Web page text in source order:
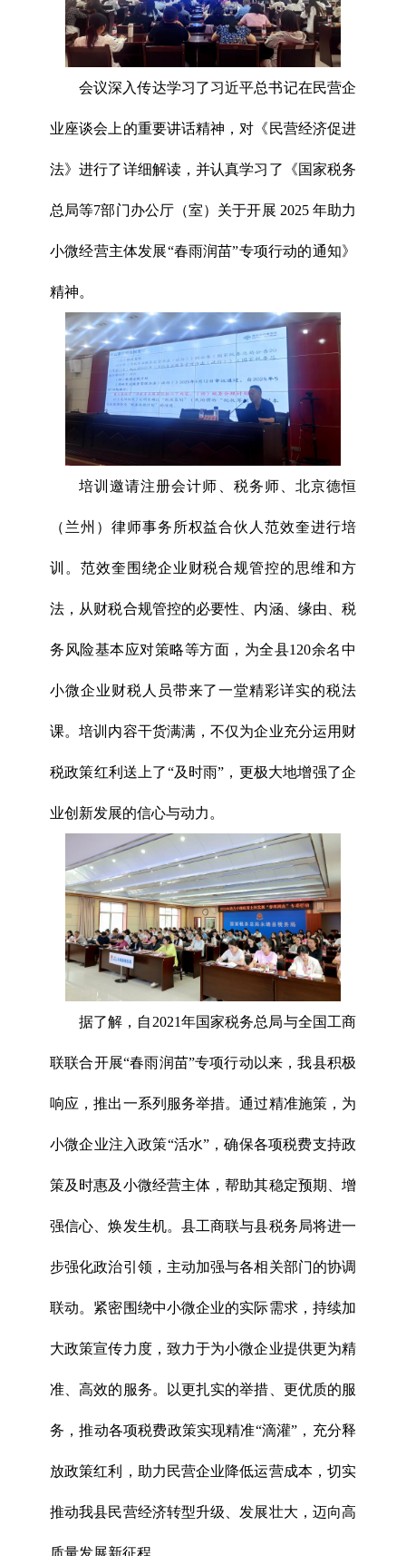
会议深入传达学习了习近平总书记在民营企
业座谈会上的重要讲话精神，对《民营经济促进
法》进行了详细解读，并认真学习了《国家税务
总局等7部门办公厅（室）关于开展 2025 年助力
小微经营主体发展“春雨润苗”专项行动的通知》
精神。
培训邀请注册会计师、税务师、北京德恒
（兰州）律师事务所权益合伙人范效奎进行培
训。范效奎围绕企业财税合规管控的思维和方
法，从财税合规管控的必要性、内涵、缘由、税
务风险基本应对策略等方面，为全县120余名中
小微企业财税人员带来了一堂精彩详实的税法
课。培训内容干货满满，不仅为企业充分运用财
税政策红利送上了“及时雨”，更极大地增强了企
业创新发展的信心与动力。
据了解，自2021年国家税务总局与全国工商
联联合开展“春雨润苗”专项行动以来，我县积极
响应，推出一系列服务举措。通过精准施策，为
小微企业注入政策“活水”，确保各项税费支持政
策及时惠及小微经营主体，帮助其稳定预期、增
强信心、焕发生机。县工商联与县税务局将进一
步强化政治引领，主动加强与各相关部门的协调
联动。紧密围绕中小微企业的实际需求，持续加
大政策宣传力度，致力于为小微企业提供更为精
准、高效的服务。以更扎实的举措、更优质的服
务，推动各项税费政策实现精准“滴灌”，充分释
放政策红利，助力民营企业降低运营成本，切实
推动我县民营经济转型升级、发展壮大，迈向高
质量发展新征程。